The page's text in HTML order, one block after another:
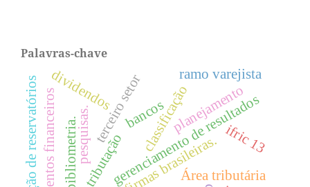
Palavras-chave
classificação
Área tributária
tributaçãogerenciamento de resultados
firmas brasileiras.
bibliometria.
bancos
pesquisas.terceiro setor ramo varejista
ifric 13
operação de reservatórios planejamento
dividendos